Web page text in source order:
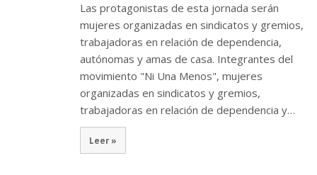
Las protagonistas de esta jornada serán
mujeres organizadas en sindicatos y gremios,
trabajadoras en relación de dependencia,
autónomas y amas de casa. Integrantes del
movimiento "Ni Una Menos", mujeres
organizadas en sindicatos y gremios,
trabajadoras en relación de dependencia y…
Leer »